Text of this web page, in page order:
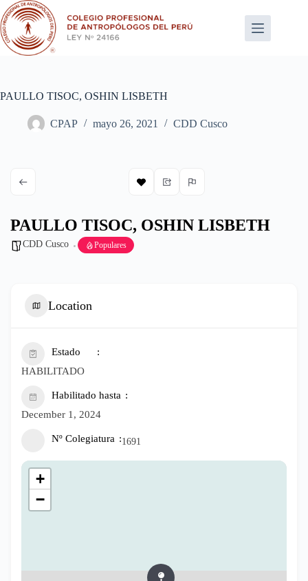
Saltar
al
contenido
PAULLO TISOC, OSHIN LISBETH
CPAP mayo 26, 2021 CDD Cusco
PAULLO TISOC, OSHIN LISBETH
CDD Cusco Populares
Location
Estado
HABILITADO
Habilitado hasta
December 1, 2024
Nº Colegiatura 1691
+
−